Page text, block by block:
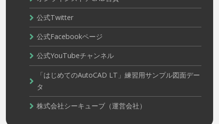
公式Twitter
公式Facebookページ
公式YouTubeチャンネル
「はじめてのAutoCAD LT」練習用サンプル図面デー
タ
株式会社シーキューブ（運営会社）